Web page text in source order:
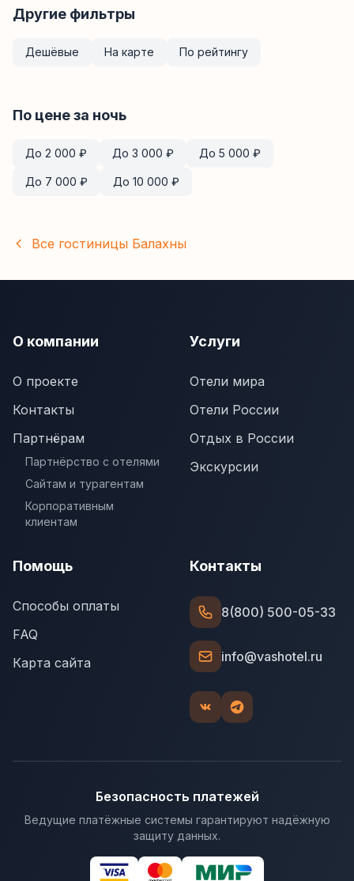
Другие фильтры
Дешёвые На карте По рейтингу
По цене за ночь
До 2 000 ₽ До 3 000 ₽ До 5 000 ₽
До 7 000 ₽ До 10 000 ₽
Все гостиницы Балахны
О компании
О проекте
Контакты
Партнёрам
Партнёрство с отелями
Сайтам и турагентам
Корпоративным
клиентам
Услуги
Отели мира
Отели России
Отдых в России
Экскурсии
Помощь
Способы оплаты
FAQ
Карта сайта
Контакты
8(800) 500-05-33
info@vashotel.ru
Безопасность платежей
Ведущие платёжные системы гарантируют надёжную
защиту данных.